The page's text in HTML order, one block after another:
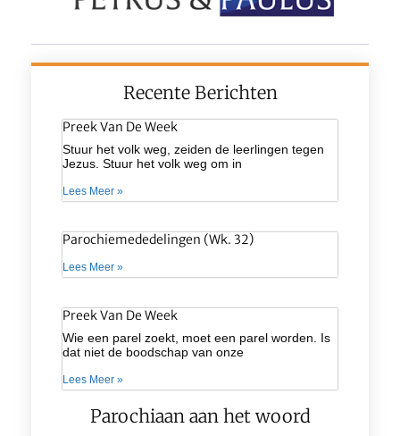
Recente Berichten
Preek Van De Week
Stuur het volk weg, zeiden de leerlingen tegen
Jezus. Stuur het volk weg om in
Lees Meer »
Parochiemededelingen (wk. 32)
Lees Meer »
Preek Van De Week
Wie een parel zoekt, moet een parel worden. Is
dat niet de boodschap van onze
Lees Meer »
Parochiaan aan het woord